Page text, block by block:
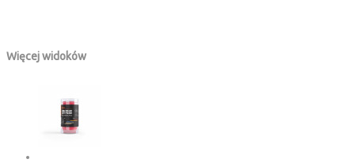
Więcej widoków